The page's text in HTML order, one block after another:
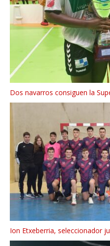
Dos navarros consiguen la
Ion Etxeberria, seleccionador